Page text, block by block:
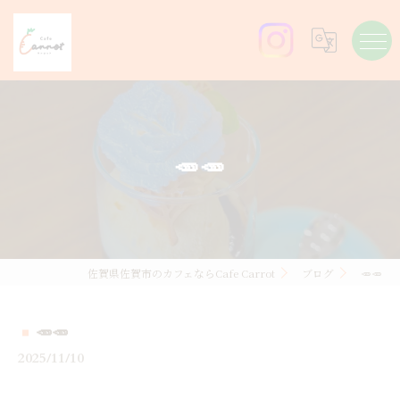
🥕🥕
佐賀県佐賀市のカフェならCafe Carrot ブログ 🥕🥕
🥕🥕
2025/11/10